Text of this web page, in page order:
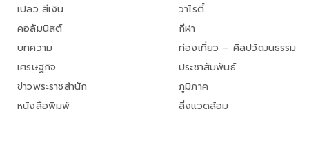
เปลว สีเงิน
คอลัมนิสต์
บทความ
เศรษฐกิจ
ข่าวพระราชสำนัก
หนังสือพิมพ์
วาไรตี้
กีฬา
ท่องเที่ยว – ศิลปวัฒนธรรม
ประชาสัมพันธ์
ภูมิภาค
สิ่งแวดล้อม